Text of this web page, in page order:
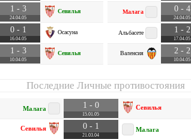
1 - 3
24.04.05
Севилья
0 - 1
16.04.05
Осасуна
1 - 3
10.04.05
Севилья
Малага 0 - 4
24.04.05
Альбасете 1 - 2
17.04.05
Валенсия 2 - 2
10.04.05
Последние Личные противостояния
Малага 1 - 0
15.01.05
Севилья
Севилья 0 - 1
21.03.04
Малага